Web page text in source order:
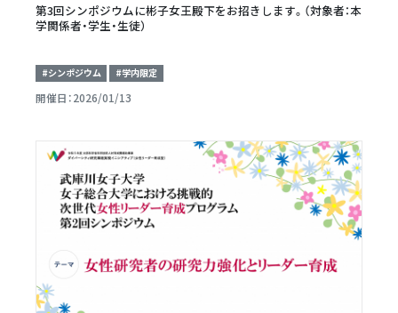
第3回シンポジウムに彬子女王殿下をお招きします。（対象者：本
学関係者・学生・生徒）
#シンポジウム #学内限定
開催日：2026/01/13